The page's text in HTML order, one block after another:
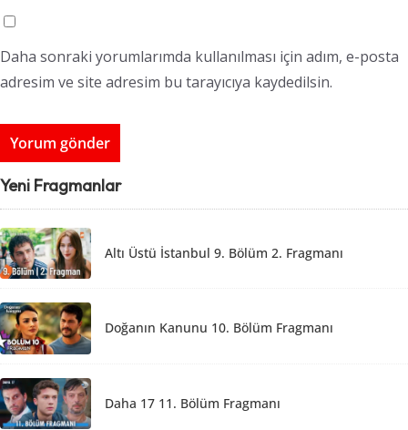
Daha sonraki yorumlarımda kullanılması için adım, e-posta
adresim ve site adresim bu tarayıcıya kaydedilsin.
Yeni Fragmanlar
Altı Üstü İstanbul 9. Bölüm 2. Fragmanı
Doğanın Kanunu 10. Bölüm Fragmanı
Daha 17 11. Bölüm Fragmanı